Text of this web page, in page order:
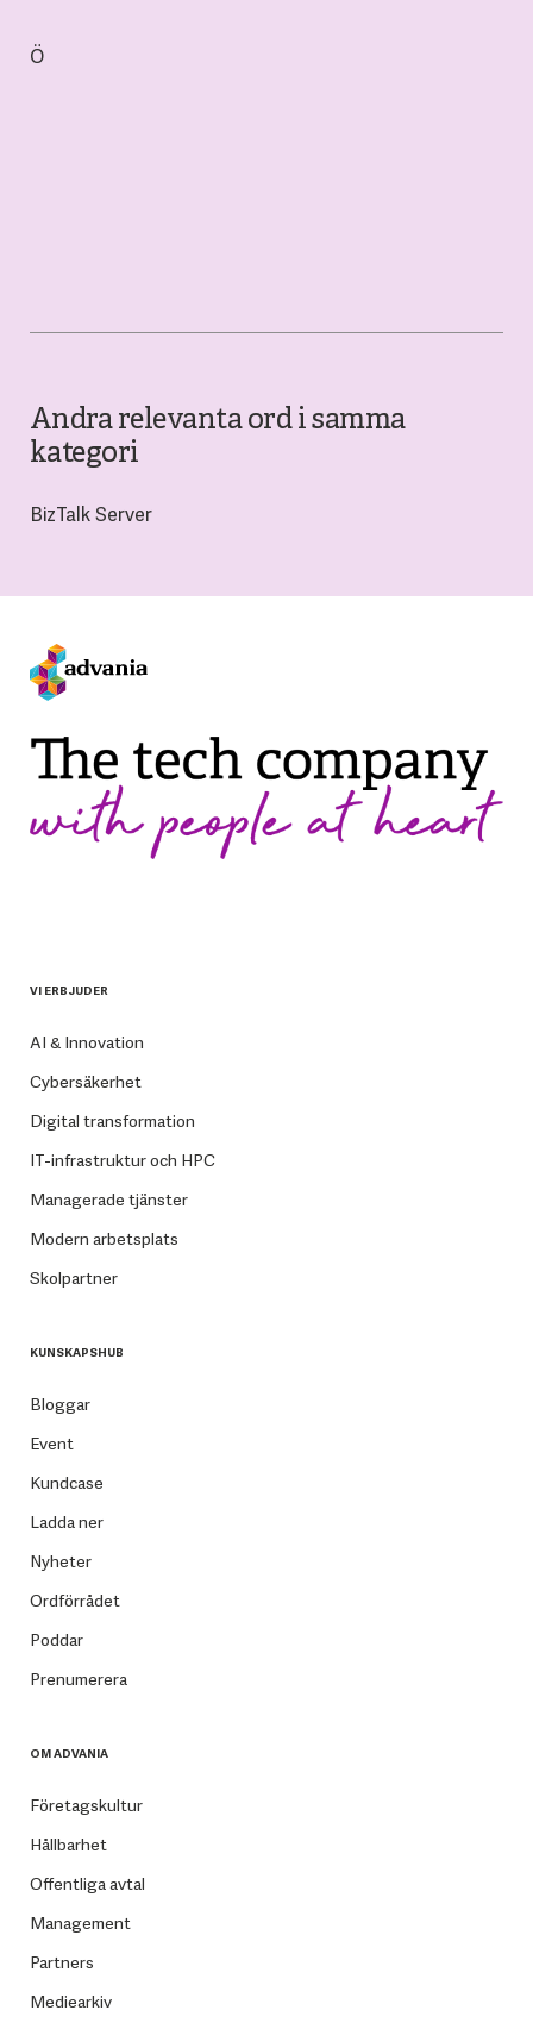
Ö
Andra relevanta ord i samma
kategori
BizTalk Server
VI ERBJUDER
AI & Innovation
Cybersäkerhet
Digital transformation
IT-infrastruktur och HPC
Managerade tjänster
Modern arbetsplats
Skolpartner
KUNSKAPSHUB
Bloggar
Event
Kundcase
Ladda ner
Nyheter
Ordförrådet
Poddar
Prenumerera
OM ADVANIA
Företagskultur
Hållbarhet
Offentliga avtal
Management
Partners
Mediearkiv